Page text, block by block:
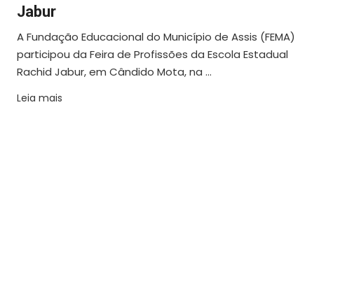
Jabur
A Fundação Educacional do Município de Assis (FEMA)
participou da Feira de Profissões da Escola Estadual
Rachid Jabur, em Cândido Mota, na ...
Leia mais